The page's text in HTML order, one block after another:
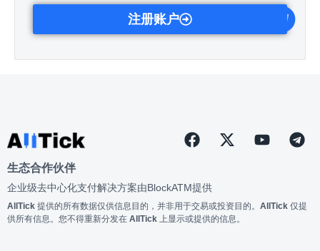
注册账户
生态合作伙伴
企业级去中心化支付解决方案由BlockATM提供
AllTick 提供的所有数据仅供信息目的，并非用于交易或投资目的。 AllTick 仅提
供所有信息。您不得重新分发在 AllTick 上显示或提供的信息。